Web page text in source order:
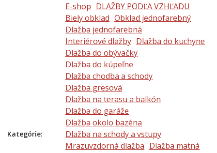
Kategórie:
E-shop DLAŽBY PODĽA VZHĽADU
Biely obklad Obklad jednofarebný
Dlažba jednofarebná
Interiérové dlažby Dlažba do kuchyne
Dlažba do obývačky
Dlažba do kúpeľne
Dlažba chodba a schody
Dlažba gresová
Dlažba na terasu a balkón
Dlažba do garáže
Dlažba okolo bazéna
Dlažba na schody a vstupy
Mrazuvzdorná dlažba Dlažba matná